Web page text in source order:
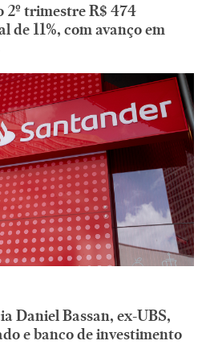
2º trimestre R$ 474
de 11%, com avanço em
Daniel Bassan, ex-UBS,
e banco de investimento